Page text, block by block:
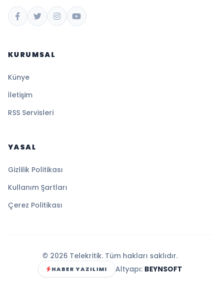
KURUMSAL
Künye
İletişim
RSS Servisleri
YASAL
Gizlilik Politikası
Kullanım Şartları
Çerez Politikası
© 2026 Telekritik. Tüm hakları saklıdır.
HABER YAZILIMI Altyapı: BEYNSOFT